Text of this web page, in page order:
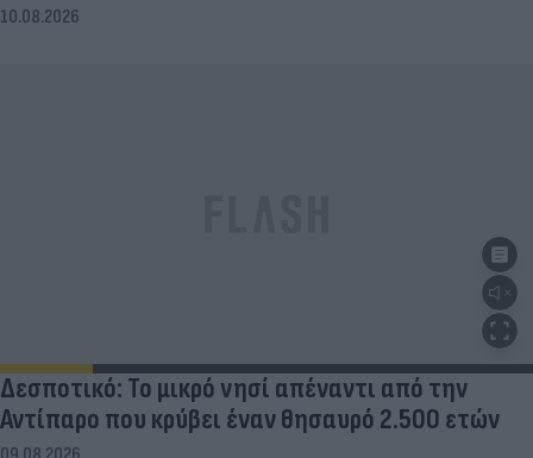
10.08.2026
Δεσποτικό: Το μικρό νησί απέναντι από την
Αντίπαρο που κρύβει έναν θησαυρό 2.500 ετών